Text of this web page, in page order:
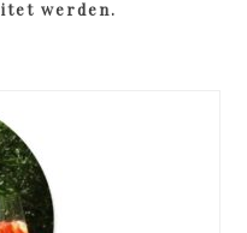
werden.